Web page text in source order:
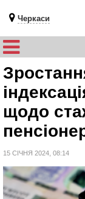
Черкаси
щодо
15 СІЧНЯ 2024, 08:14